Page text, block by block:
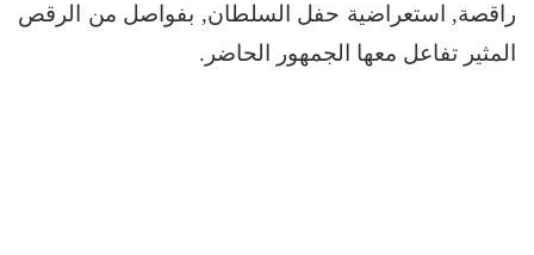
راقصة, استعراضية حفل السلطان, بفواصل من الرقص
المثير تفاعل معها الجمهور الحاضر.